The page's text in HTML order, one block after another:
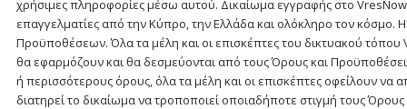
χρήσιμες πληροφορίες μέσω αυτού. Δικαίωμα εγγραφής στο VresNow
επαγγελματίες από την Κύπρο, την Ελλάδα και ολόκληρο τον
Προϋποθέσεων. Όλα τα μέλη και οι επισκέπτες του δικτυακού
θα εφαρμόζουν και θα δεσμεύονται από τους Όρους και
ή περισσότερους όρους, όλα τα μέλη και οι επισκέπτες οφείλουν
διατηρεί το δικαίωμα να τροποποιεί οποιαδήποτε στιγμή τους